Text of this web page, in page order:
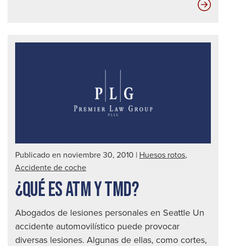
Publicado en noviembre 30, 2010 | Huesos rotos,
Accidente de coche
¿QUÉ ES ATM Y TMD?
Abogados de lesiones personales en Seattle Un
accidente automovilístico puede provocar
diversas lesiones. Algunas de ellas, como cortes,